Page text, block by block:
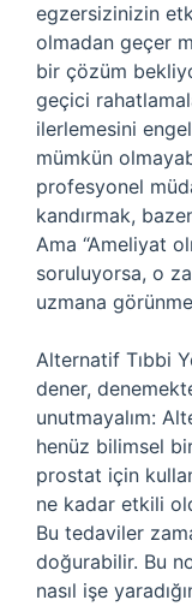
egzersizinizin
olmadan geçer
bir çözüm
geçici
ilerlemesini
mümkün
profesyonel
kandırmak,
Ama “Ameliyat
soruluyorsa, o
uzmana
Alternatif Tıbbi
dener,
unutmayalım:
henüz bilimsel
prostat için
ne kadar etkili
Bu tedaviler
doğurabilir. Bu
nasıl işe